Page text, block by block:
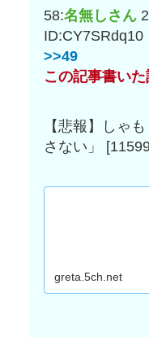
58:名無しさん
ID:CY7SRdq10
>>49
この記事書い
【悲報】しゃ
さない」
greta.5ch.net